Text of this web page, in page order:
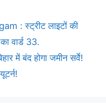
: स्ट्रीट लाइटों की
वार्ड 33.
में बंद होगा जमीन सर्वे!